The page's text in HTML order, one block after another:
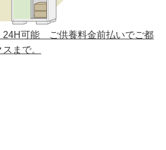
平成27年11月27日
平成26年12月5日
平成26年4月28日
可能 ご供養料金前払いでご都
まで。